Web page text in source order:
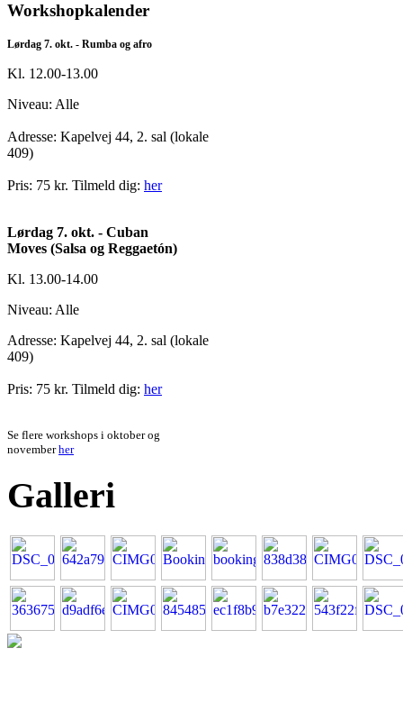
Workshopkalender
Lørdag 7. okt. - Rumba og afro
Kl. 12.00-13.00
Niveau: Alle
Adresse: Kapelvej 44, 2. sal (lokale
409)
Pris: 75 kr. Tilmeld dig: her
Lørdag 7. okt. - Cuban
Moves (Salsa og Reggaetón)
Kl. 13.00-14.00
Niveau: Alle
Adresse: Kapelvej 44, 2. sal (lokale
409)
Pris: 75 kr. Tilmeld dig: her
Se flere workshops i oktober og
novemberher
Galleri